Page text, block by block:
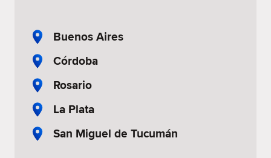
Buenos Aires
Córdoba
Rosario
La Plata
San Miguel de Tucumán